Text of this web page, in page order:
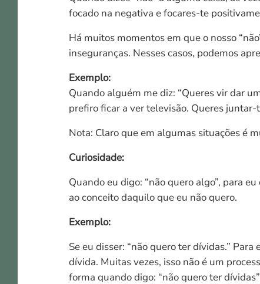
focado na negativa e focares-te
Há muitos momentos em que o nosso
inseguranças. Nesses casos, podemos
Exemplo:
Quando alguém me diz: “Queres vir dar
prefiro ficar a ver televisão. Queres juntar-
Nota: Claro que em algumas situações é
Curiosidade:
Quando eu digo: “não quero algo”, para
ao conceito daquilo que eu não quero.
Exemplo:
Se eu disser: “não quero ter dívidas.”
dívida. Muitas vezes, isso não é um
forma quando digo: “não quero ter